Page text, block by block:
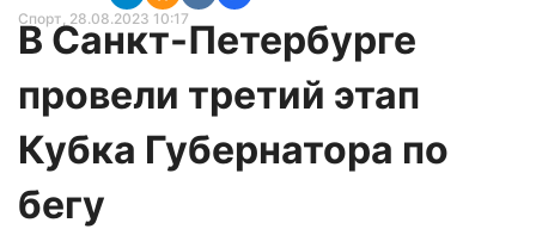
Спорт, 28.08.2023 10:17
В Санкт-Петербурге
провели третий этап
Кубка Губернатора по
бегу